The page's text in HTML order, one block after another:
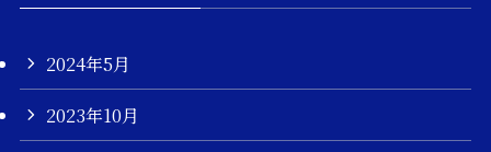
2024年5月
2023年10月